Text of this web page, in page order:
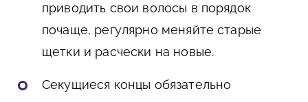
приводить свои волосы в порядок
почаще, регулярно меняйте старые
щетки и расчески на новые.
Секущиеся концы обязательно